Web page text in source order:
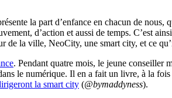
la part d’enfance en chacun de nous,
d’action et aussi de temps. C’est
la ville, NeoCity, une smart city, et ce
. Pendant quatre mois, le jeune conseiller
le numérique. Il en a fait un livre, à la
la smart city (@bymaddyness).